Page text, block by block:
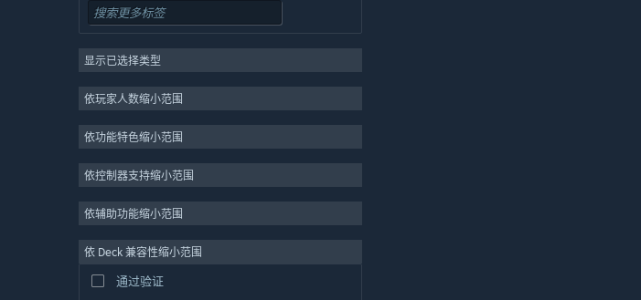
免费开玩
大型多人在线
独立
休闲
模拟
视频制作
照片编辑
显示已选择类型
依玩家人数缩小范围
依功能特色缩小范围
依控制器支持缩小范围
依辅助功能缩小范围
依 Deck 兼容性缩小范围
通过验证